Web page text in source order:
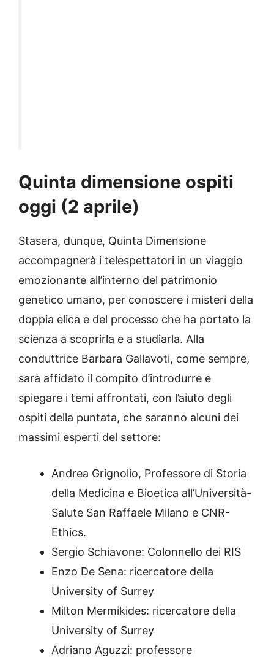
Quinta dimensione ospiti
oggi (2 aprile)
Stasera, dunque, Quinta Dimensione
accompagnerà i telespettatori in un viaggio
emozionante all’interno del patrimonio
genetico umano, per conoscere i misteri della
doppia elica e del processo che ha portato la
scienza a scoprirla e a studiarla. Alla
conduttrice Barbara Gallavoti, come sempre,
sarà affidato il compito d’introdurre e
spiegare i temi affrontati, con l’aiuto degli
ospiti della puntata, che saranno alcuni dei
massimi esperti del settore:
Andrea Grignolio, Professore di Storia
della Medicina e Bioetica all’Università-
Salute San Raffaele Milano e CNR-
Ethics.
Sergio Schiavone: Colonnello dei RIS
Enzo De Sena: ricercatore della
University of Surrey
Milton Mermikides: ricercatore della
University of Surrey
Adriano Aguzzi: professore